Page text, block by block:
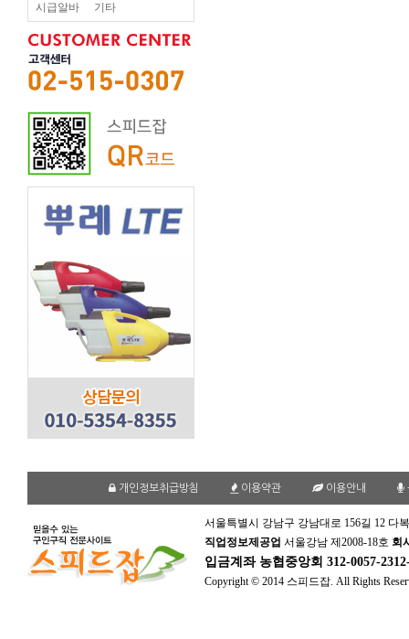
시급알바 기타
개인정보취급방침 이용약관 이용안내
서울특별시 강남구 강남대로 156길 12 다
직업정보제공업 서울강남 제2008-18호 회
입금계좌 농협중앙회 312-0057-
Copyright © 2014 스피드잡. All Rights